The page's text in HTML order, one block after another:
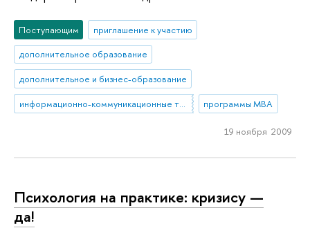
Поступающим
приглашение к участию
дополнительное образование
дополнительное и бизнес-образование
информационно-коммуникационные технологии
программы MBA
19 ноября 2009
Психология на практике: кризису —
да!